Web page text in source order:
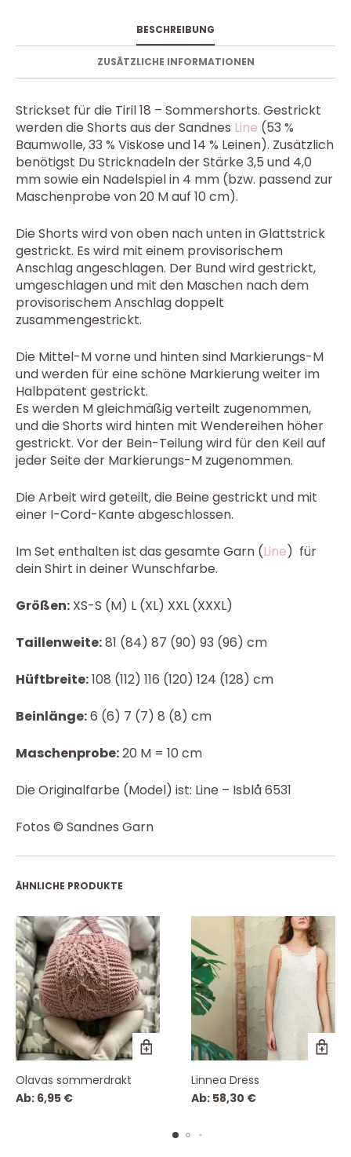
BESCHREIBUNG
ZUSÄTZLICHE INFORMATIONEN
Strickset für die Tiril 18 – Sommershorts. Gestrickt
werden die Shorts aus der Sandnes Line (53 %
Baumwolle, 33 % Viskose und 14 % Leinen). Zusätzlich
benötigst Du Stricknadeln der Stärke 3,5 und 4,0
mm sowie ein Nadelspiel in 4 mm (bzw. passend zur
Maschenprobe von 20 M auf 10 cm).
Die Shorts wird von oben nach unten in Glattstrick
gestrickt. Es wird mit einem provisorischem
Anschlag angeschlagen. Der Bund wird gestrickt,
umgeschlagen und mit den Maschen nach dem
provisorischem Anschlag doppelt
zusammengestrickt.
Die Mittel-M vorne und hinten sind Markierungs-M
und werden für eine schöne Markierung weiter im
Halbpatent gestrickt.
Es werden M gleichmäßig verteilt zugenommen,
und die Shorts wird hinten mit Wendereihen höher
gestrickt. Vor der Bein-Teilung wird für den Keil auf
jeder Seite der Markierungs-M zugenommen.
Die Arbeit wird geteilt, die Beine gestrickt und mit
einer I-Cord-Kante abgeschlossen.
Im Set enthalten ist das gesamte Garn (Line) für
dein Shirt in deiner Wunschfarbe.
Größen: XS-S (M) L (XL) XXL (XXXL)
Taillenweite:81 (84) 87 (90) 93 (96) cm
Hüftbreite:108 (112) 116 (120) 124 (128) cm
Beinlänge:6 (6) 7 (7) 8 (8) cm
Maschenprobe:20 M = 10 cm
Die Originalfarbe (Model) ist: Line – Isblå 6531
Fotos © Sandnes Garn
ÄHNLICHE PRODUKTE
Olavas sommerdrakt
Ab: 6,95 €
Linnea Dress
Ab: 58,30 €